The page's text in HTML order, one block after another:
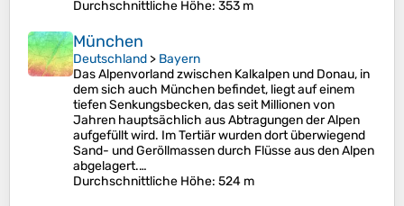
Durchschnittliche Höhe: 353 m
München
Deutschland > Bayern
Das Alpenvorland zwischen Kalkalpen und Donau, in
dem sich auch München befindet, liegt auf einem
tiefen Senkungsbecken, das seit Millionen von
Jahren hauptsächlich aus Abtragungen der Alpen
aufgefüllt wird. Im Tertiär wurden dort überwiegend
Sand- und Geröllmassen durch Flüsse aus den Alpen
abgelagert.…
Durchschnittliche Höhe: 524 m